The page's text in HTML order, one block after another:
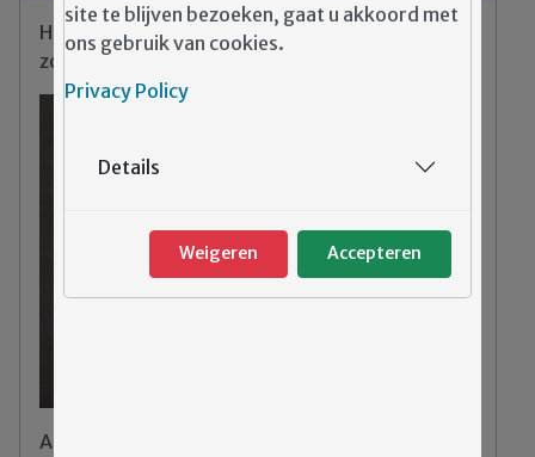
Heeft u klachten, tips of opmerkingen over de
zorg binnen Emergis?
Aarzel niet
site te blijven bezoeken, gaat u akkoord met
ons gebruik van cookies.
Privacy Policy
Details
Weigeren Accepteren